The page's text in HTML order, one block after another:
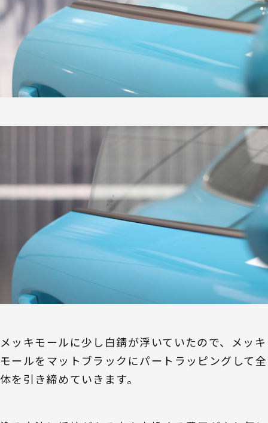
メッキモールに少し白錆が浮いていたので、メッキ
モールをマットブラックにパートラッピングして全
体を引き締めていきます。